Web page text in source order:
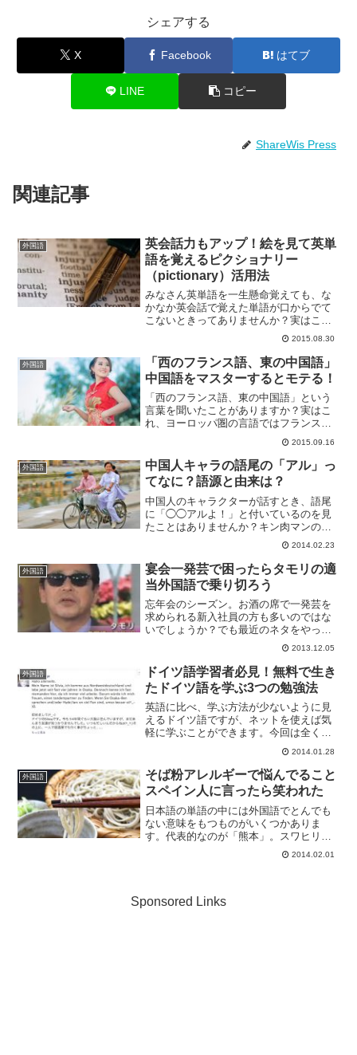
シェアする
X Facebook はてブ
LINE コピー
ShareWis Press
関連記事
外国語
英会話力もアップ！絵を見て英単
語を覚えるピクショナリー
（pictionary）活用法
みなさん英単語を一生懸命覚えても、な
かなか英会話で覚えた単語が口からでて
こないときってありませんか？実はこ
れ、英単語を覚えるときに日本語を元に
暗記していることが大きな原因なんで
す。せっかく覚えた英単語でも、会話で
使えなければもったいないです...
2015.08.30
外国語
「西のフランス語、東の中国語」
中国語をマスターするとモテる！
「西のフランス語、東の中国語」という
言葉を聞いたことがありますか？実はこ
れ、ヨーロッパ圏の言語ではフランス語
が一番美しく聞こえ、アジア圏の言語で
は中国語の響きが一番美しいという意味
の表現なんです。母国語でない人がきい
ても、なんだか美しく感じ...
2015.09.16
外国語
中国人キャラの語尾の「アル」っ
てなに？語源と由来は？
中国人のキャラクターが話すとき、語尾
に「◯◯アルよ！」と付いているのを見
たことはありませんか？キン肉マンのラ
ーメンマンしかり、らんま1/2のシャンプ
ーしかり、漫画じゃないところで言えば
ゼンジー北京も「アルアル」言ってます
よね（例えがどれも古...
2014.02.23
外国語
宴会一発芸で困ったらタモリの適
当外国語で乗り切ろう
忘年会のシーズン。お酒の席で一発芸を
求められる新入社員の方も多いのではな
いでしょうか？でも最近のネタをやった
ら、年配の人達にはあまりピンとこない
可能性がありますし、「倍返し！」「じ
ぇじぇじぇー！」とか言うと他の人とか
ぶる必要がありリスクが高...
2013.12.05
外国語
ドイツ語学習者必見！無料で生き
たドイツ語を学ぶ3つの勉強法
英語に比べ、学ぶ方法が少ないように見
えるドイツ語ですが、ネットを使えば気
軽に学ぶことができます。今回は全くの
初心者向けの教材ではなく、ある程度ド
イツ語を学んだことがある人向けに優良
サイトをまとめてみました。第二外国語
でお悩みの学生やドイツ語...
2014.01.28
外国語
そば粉アレルギーで悩んでること
スペイン人に言ったら笑われた
日本語の単語の中には外国語でとんでも
ない意味をもつものがいくつかありま
す。代表的なのが「熊本」。スワヒリ語
ではとんでもない意味になります。熊本
はスワヒリ語で・・・同じように「そば
2014.02.01
Sponsored Links